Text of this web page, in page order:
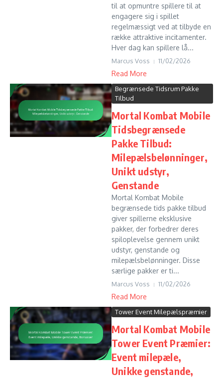
til at opmuntre spillere til at
engagere sig i spillet
regelmæssigt ved at tilbyde en
række attraktive incitamenter.
Hver dag kan spillere lå...
Marcus Voss 11/02/2026
Read More
Begrænsede Tidsrum Pakke
Tilbud
Mortal Kombat Mobile
Tidsbegrænsede
Pakke Tilbud:
Milepælsbelønninger,
Unikt udstyr,
Genstande
Mortal Kombat Mobile
begrænsede tids pakke tilbud
giver spillerne eksklusive
pakker, der forbedrer deres
spiloplevelse gennem unikt
udstyr, genstande og
milepælsbelønninger. Disse
særlige pakker er ti...
Marcus Voss 11/02/2026
Read More
Tower Event Milepælspræmier
Mortal Kombat Mobile
Tower Event Præmier:
Event milepæle,
Unikke genstande,